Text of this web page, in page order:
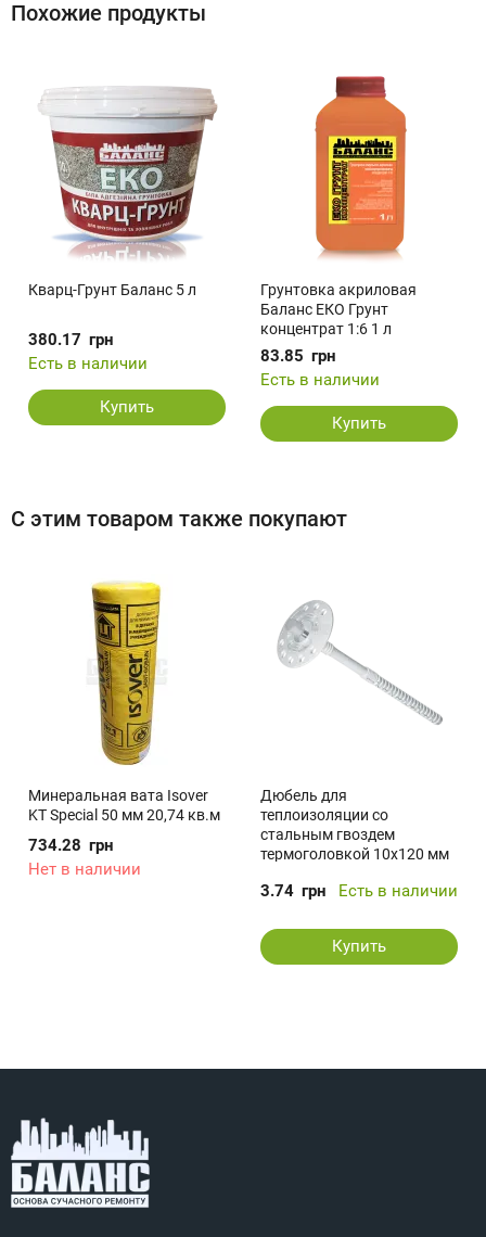
Похожие продукты
Кварц-Грунт Баланс 5 л
380.17 грн
Есть в наличии
Купить
Грунтовка акриловая
Баланс ЕКО Грунт
концентрат 1:6 1 л
83.85 грн
Есть в наличии
Купить
С этим товаром также покупают
Минеральная вата Isover
KT Special 50 мм 20,74 кв.м
734.28 грн
Нет в наличии
Дюбель для
теплоизоляции со
стальным гвоздем
термоголовкой 10x120 мм
3.74 грн Есть в наличии
Купить